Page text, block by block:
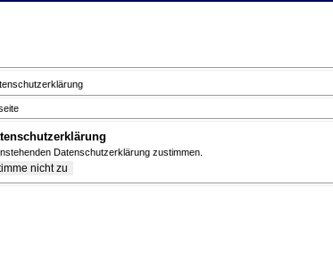
Datenschutzerklärung zustimmen.